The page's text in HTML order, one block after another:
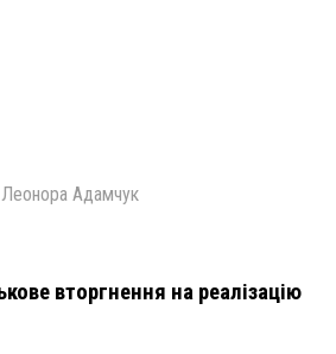
Леонора Адамчук
вторгнення на реалізацію